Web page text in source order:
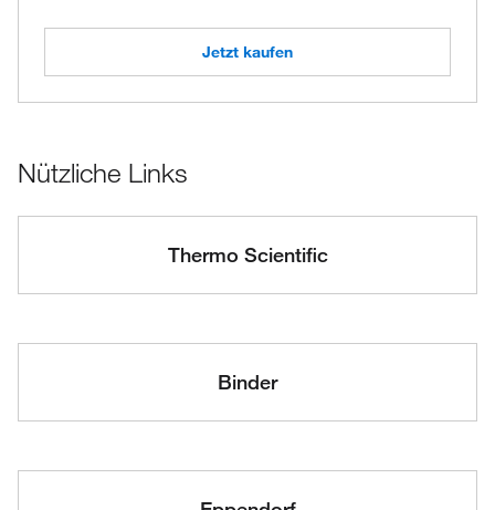
Jetzt kaufen
Nützliche Links
Thermo Scientific
Binder